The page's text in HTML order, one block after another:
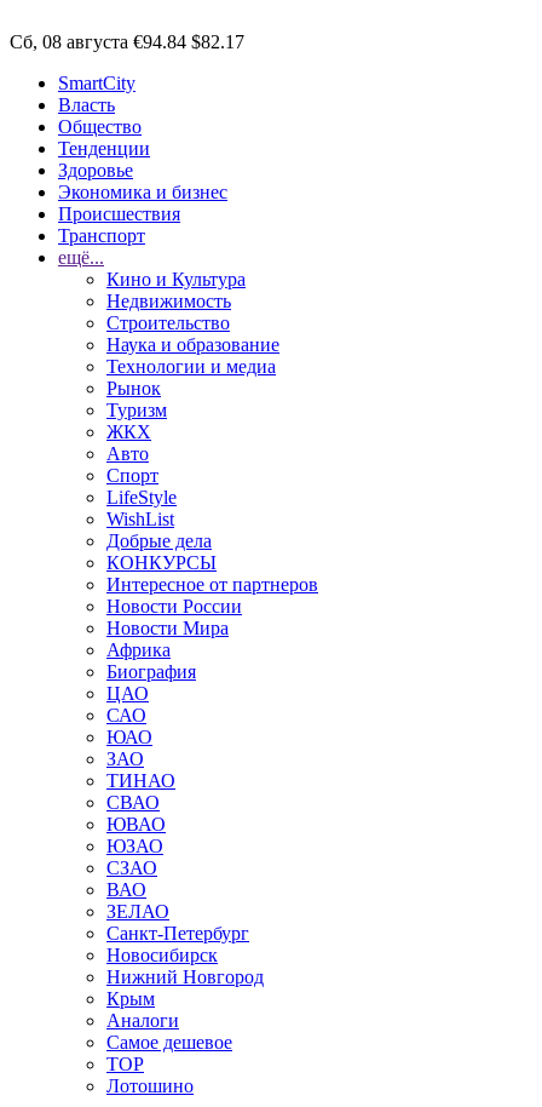
Сб, 08 августа €94.84 $82.17
SmartCity
Власть
Общество
Тенденции
Здоровье
Экономика и бизнес
Происшествия
Транспорт
ещё...
Кино и Культура
Недвижимость
Строительство
Наука и образование
Технологии и медиа
Рынок
Туризм
ЖКХ
Авто
Спорт
LifeStyle
WishList
Добрые дела
КОНКУРСЫ
Интересное от партнеров
Новости России
Новости Мира
Африка
Биография
ЦАО
САО
ЮАО
ЗАО
ТИНАО
СВАО
ЮВАО
ЮЗАО
СЗАО
ВАО
ЗЕЛАО
Санкт-Петербург
Новосибирск
Нижний Новгород
Крым
Аналоги
Самое дешевое
TOP
Лотошино